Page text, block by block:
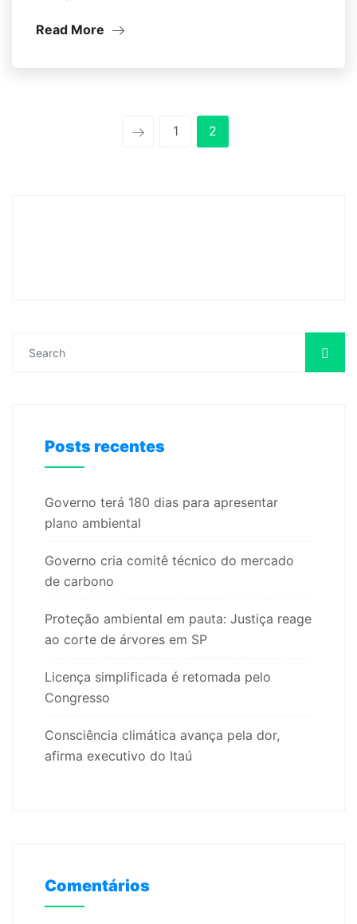
Read More
1 2
Posts recentes
Governo terá 180 dias para apresentar
plano ambiental
Governo cria comitê técnico do mercado
de carbono
Proteção ambiental em pauta: Justiça reage
ao corte de árvores em SP
Licença simplificada é retomada pelo
Congresso
Consciência climática avança pela dor,
afirma executivo do Itaú
Comentários